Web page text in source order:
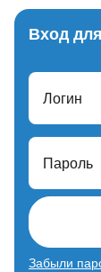
Вход
Логин
Пароль
Забыли